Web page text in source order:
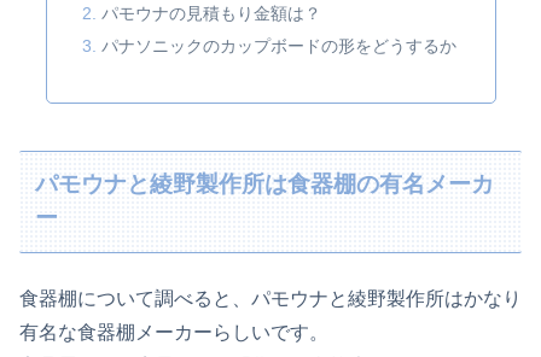
パモウナの見積もり金額は？
パナソニックのカップボードの形をどうするか
パモウナと綾野製作所は食器棚の有名メーカ
ー
食器棚について調べると、パモウナと綾野製作所はかなり
有名な食器棚メーカーらしいです。